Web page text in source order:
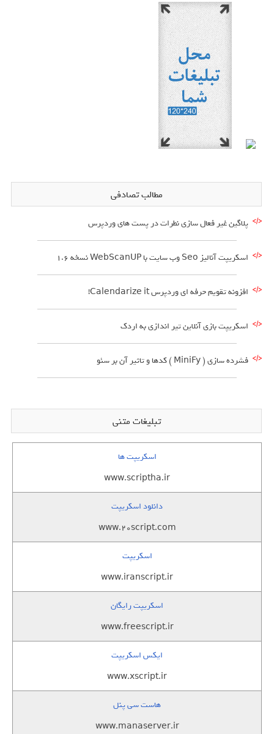
مطالب تصادفی
پلاگین غیر فعال سازی نطرات در پست های وردپرس
اسکریپت آنالیز Seo وب سایت با WebScanUP نسخه 1.6
افزونه تقویم حرفه ای وردپرس Calendarize it!
اسکریپت بازی آنلاین تیر اندازی به اردک
فشرده سازی ( MiniFy ) کدها و تاثیر آن بر سئو
تبلیغات متنی
اسکریپت ها
www.scriptha.ir
دانلود اسکریپت
www.20script.com
اسکریپت
www.iranscript.ir
اسکریپت رایگان
www.freescript.ir
ایکس اسکریپت
www.xscript.ir
هاست سی پنل
www.manaserver.ir